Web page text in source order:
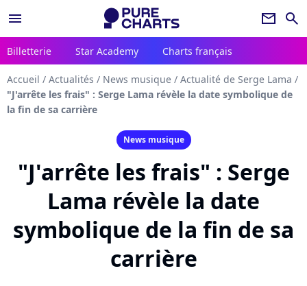
menu newsletter search
Billetterie Star Academy Charts français
Accueil / Actualités / News musique / Actualité de Serge Lama /
"J'arrête les frais" : Serge Lama révèle la date symbolique de
la fin de sa carrière
News musique
"J'arrête les frais" : Serge
Lama révèle la date
symbolique de la fin de sa
carrière